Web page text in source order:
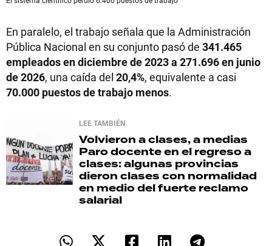
En paralelo, el trabajo señala que la Administración
Pública Nacional en su conjunto pasó de 341.465
empleados en diciembre de 2023 a 271.696 en junio
de 2026, una caída del 20,4%, equivalente a casi
70.000 puestos de trabajo menos.
LEE TAMBIÉN
Volvieron a clases, a medias
Paro docente en el regreso a
clases: algunas provincias
dieron clases con normalidad
en medio del fuerte reclamo
salarial